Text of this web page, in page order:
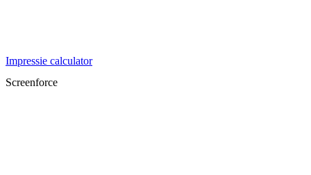
Impressie calculator
Screenforce